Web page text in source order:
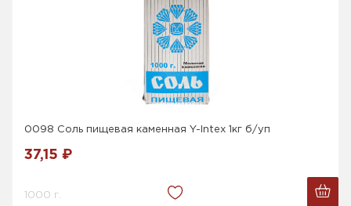
0098 Соль пищевая каменная Y-Intex 1кг б/уп
37,15 ₽
1000 г.